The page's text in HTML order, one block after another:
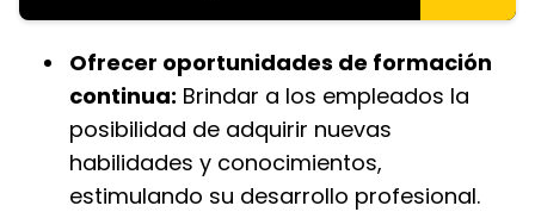
Ofrecer oportunidades de formación
continua: Brindar a los empleados la
posibilidad de adquirir nuevas
habilidades y conocimientos,
estimulando su desarrollo profesional.